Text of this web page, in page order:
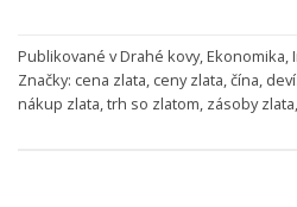
Publikované vDrahé kovy,Ekonomika,
Značky: cena zlata, ceny zlata,čína,
nákup zlata,trh so zlatom, zásoby zlata,